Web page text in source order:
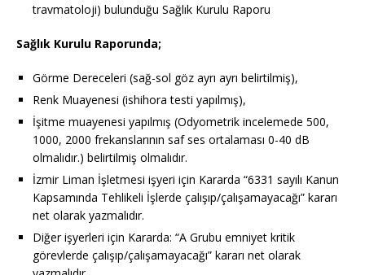
travmatoloji) bulunduğu Sağlık Kurulu Raporu
Sağlık Kurulu Raporunda;
Görme Dereceleri (sağ-sol göz ayrı ayrı belirtilmiş),
Renk Muayenesi (ishihora testi yapılmış),
İşitme muayenesi yapılmış (Odyometrik incelemede 500,
1000, 2000 frekanslarının saf ses ortalaması 0-40 dB
olmalıdır.) belirtilmiş olmalıdır.
İzmir Liman İşletmesi işyeri için Kararda “6331 sayılı Kanun
Kapsamında Tehlikeli İşlerde çalışıp/çalışamayacağı” kararı
net olarak yazmalıdır.
Diğer işyerleri için Kararda: “A Grubu emniyet kritik
görevlerde çalışıp/çalışamayacağı” kararı net olarak